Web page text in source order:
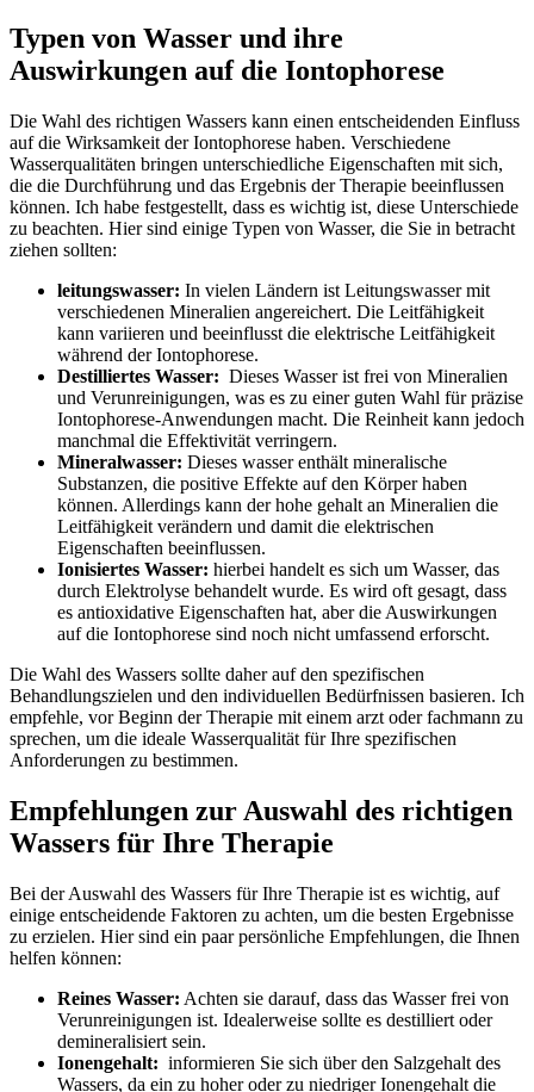
Typen von Wasser und ihre
Auswirkungen auf die Iontophorese
Die Wahl​ des richtigen Wassers kann ⁣einen entscheidenden Einfluss
auf die‍ Wirksamkeit der Iontophorese haben. ⁤Verschiedene
Wasserqualitäten bringen unterschiedliche Eigenschaften‌ mit sich,
die die Durchführung und das Ergebnis⁤ der Therapie beeinflussen
können. ​Ich​ habe festgestellt, dass⁤ es wichtig ist, diese ⁤Unterschiede
zu ‍beachten. Hier ‍sind​ einige Typen von ⁢Wasser,⁤ die Sie in betracht⁤
ziehen sollten:
leitungswasser: In ‍vielen Ländern ist⁣ Leitungswasser ⁢mit
⁣verschiedenen ⁤Mineralien angereichert. ⁣Die⁢ Leitfähigkeit
kann variieren⁤ und beeinflusst​ die elektrische Leitfähigkeit
während der Iontophorese.
Destilliertes Wasser: ​ Dieses Wasser ist‍ frei von Mineralien
und Verunreinigungen, ‍was⁢ es​ zu ​einer guten Wahl für präzise
Iontophorese-Anwendungen macht. Die ⁣Reinheit kann​ jedoch
manchmal die ‌Effektivität verringern.
Mineralwasser: Dieses wasser enthält‍ mineralische
Substanzen, die positive Effekte ⁤auf den Körper haben
können. Allerdings kann⁤ der hohe gehalt an Mineralien die
Leitfähigkeit verändern​ und damit die ⁢elektrischen
Eigenschaften⁢ beeinflussen.
Ionisiertes‍ Wasser: hierbei handelt‍ es sich um‍ Wasser, das
durch ⁢Elektrolyse⁣ behandelt wurde. Es wird oft gesagt, dass ​
es ⁢antioxidative Eigenschaften ​hat,​ aber ⁢die Auswirkungen
auf die Iontophorese sind‍ noch⁣ nicht umfassend erforscht.
Die Wahl des⁤ Wassers sollte daher auf den spezifischen‍
Behandlungszielen ‍und ‌den⁣ individuellen ‌Bedürfnissen basieren. Ich
empfehle, vor Beginn der Therapie mit‌ einem arzt oder fachmann ‌zu
sprechen, um die ‍ideale Wasserqualität für Ihre spezifischen
Anforderungen zu ⁢bestimmen.
Empfehlungen zur Auswahl ⁣des​ richtigen
Wassers für Ihre Therapie
Bei ‌der Auswahl des Wassers‍ für Ihre Therapie ist es⁢ wichtig, auf
einige⁢ entscheidende Faktoren zu ‌achten, ‍um die besten Ergebnisse‍
zu erzielen. Hier sind ein paar ⁢persönliche Empfehlungen, die Ihnen
helfen ⁢können:
Reines Wasser: Achten sie darauf, dass das Wasser frei von
Verunreinigungen ⁣ist. ‌Idealerweise sollte es destilliert oder ​
demineralisiert sein.
Ionengehalt: ⁣ informieren Sie⁢ sich ‌über den Salzgehalt des
Wassers, da ein zu hoher oder zu niedriger Ionengehalt die